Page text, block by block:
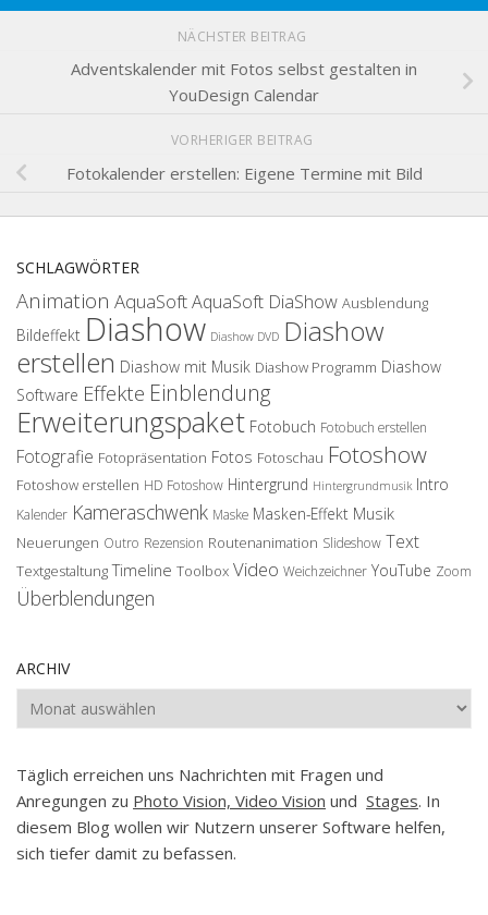
NÄCHSTER BEITRAG
Adventskalender mit Fotos selbst gestalten in
YouDesign Calendar
VORHERIGER BEITRAG
Fotokalender erstellen: Eigene Termine mit Bild
SCHLAGWÖRTER
Animation AquaSoftAquaSoft DiaShow Ausblendung
Bildeffekt Diashow Diashow DVD Diashow
erstellen Diashow mit Musik Diashow Programm Diashow
Software Effekte Einblendung
Erweiterungspaket Fotobuch Fotobuch erstellen
Fotografie Fotopräsentation Fotos Fotoschau Fotoshow
Fotoshow erstellen HD Fotoshow Hintergrund Hintergrundmusik Intro
Kalender Kameraschwenk Maske Masken-Effekt Musik
Neuerungen Outro Rezension Routenanimation Slideshow Text
Textgestaltung Timeline Toolbox Video Weichzeichner YouTube Zoom
Überblendungen
ARCHIV
Archiv
Täglich erreichen uns Nachrichten mit Fragen und
Anregungen zu Photo Vision, Video Vision und Stages. In
diesem Blog wollen wir Nutzern unserer Software helfen,
sich tiefer damit zu befassen.